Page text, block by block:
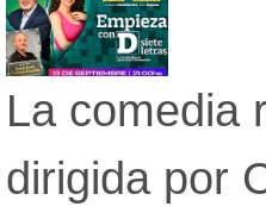
La comedia
dirigida por